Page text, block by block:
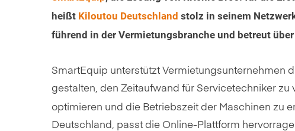
heißt Kiloutou Deutschland stolz in seinem
führend in der Vermietungsbranche und betreut
SmartEquip unterstützt Vermietungsunternehmen
gestalten, den Zeitaufwand für Servicetechniker
optimieren und die Betriebszeit der Maschinen zu
Deutschland, passt die Online-Plattform